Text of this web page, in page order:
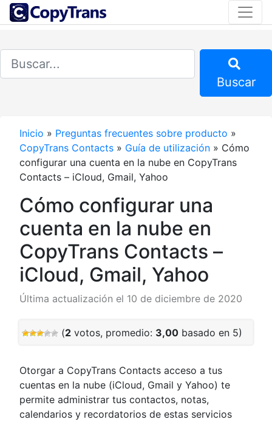
Buscar
Inicio » Preguntas frecuentes sobre producto »
CopyTrans Contacts » Guía de utilización » Cómo
configurar una cuenta en la nube en CopyTrans
Contacts – iCloud, Gmail, Yahoo
Cómo configurar una
cuenta en la nube en
CopyTrans Contacts –
iCloud, Gmail, Yahoo
Última actualización el 10 de diciembre de 2020
(2votos, promedio: 3,00basado en 5)
Otorgar a CopyTrans Contacts acceso a tus
cuentas en la nube (iCloud, Gmail y Yahoo) te
permite administrar tus contactos, notas,
calendarios y recordatorios de estas servicios